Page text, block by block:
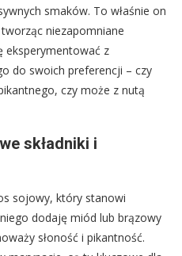
smaków. To właśnie on
niezapomniane
eksperymentować z
do swoich preferencji – czy
czy może z nutą
składniki i
sojowy, który stanowi
dodaję miód lub brązowy
słoność i pikantność.